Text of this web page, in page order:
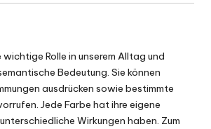
Rolle in unserem Alltag und
Bedeutung. Sie können
ausdrücken sowie bestimmte
Jede Farbe hat ihre eigene
Wirkungen haben. Zum